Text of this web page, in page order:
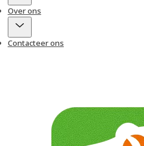
Over ons
Contacteer ons